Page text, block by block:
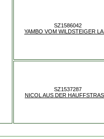
SZ1586042
YAMBO VOM WILDSTEIGER
SZ1537287
NICOL AUS DER